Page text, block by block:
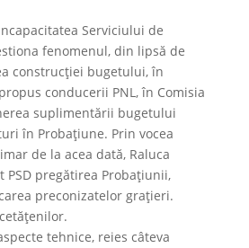
Serviciului de
fenomenul, din lipsă de
construcţiei bugetului, în
conducerii PNL, în Comisia
suplimentării bugetului
în Probaţiune. Prin vocea
de la acea dată, Raluca
PSD pregătirea Probaţiunii,
preconizatelor graţieri.
tehnice, reies câteva